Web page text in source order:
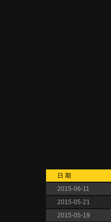
日 期
2015-06-11
2015-05-21
2015-05-19